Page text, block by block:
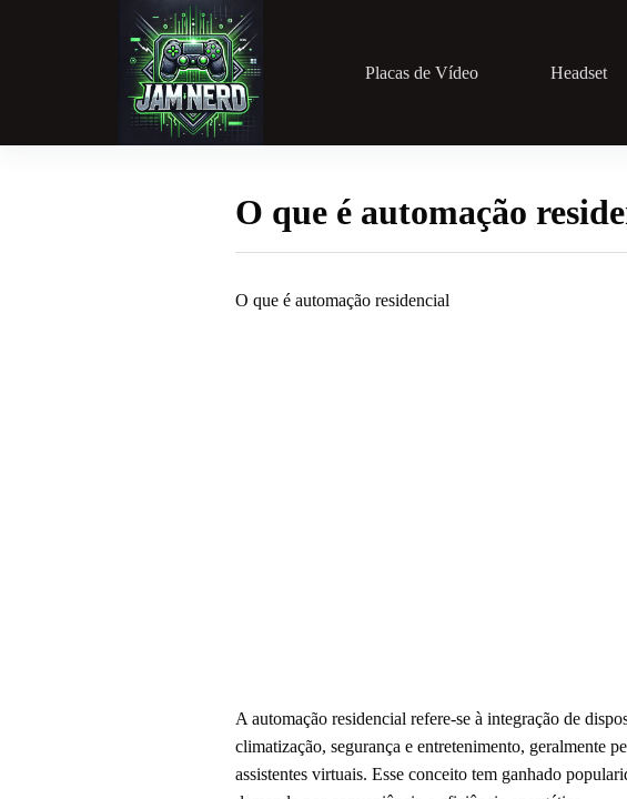
Placas de Vídeo Headset
O que é automação
O que é automação residencial
A automação residencial refere-se à integração de
climatização, segurança e entretenimento, geralmente
assistentes virtuais. Esse conceito tem ganhado